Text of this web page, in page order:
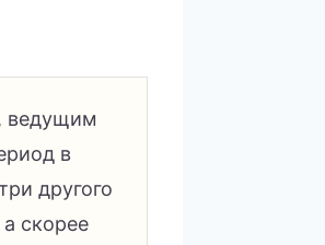
ведущим
в
другого
скорее